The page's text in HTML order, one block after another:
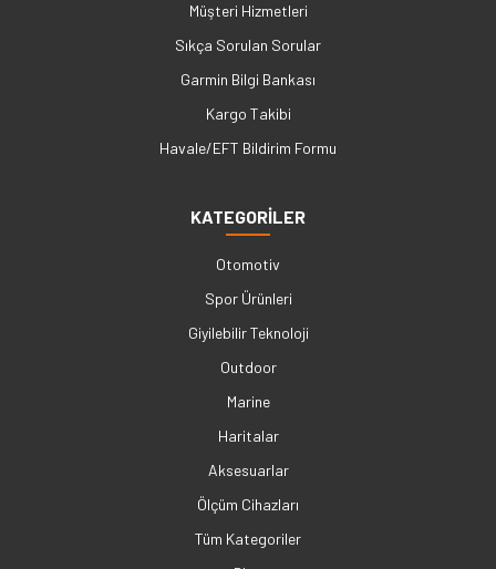
Müşteri Hizmetleri
Sıkça Sorulan Sorular
Garmin Bilgi Bankası
Kargo Takibi
Havale/EFT Bildirim Formu
KATEGORİLER
Otomotiv
Spor Ürünleri
Giyilebilir Teknoloji
Outdoor
Marine
Haritalar
Aksesuarlar
Ölçüm Cihazları
Tüm Kategoriler